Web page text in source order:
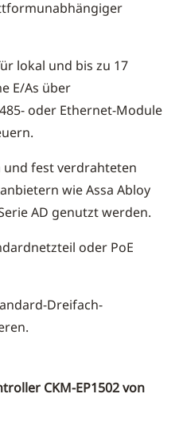
lokal und bis zu 17
E/As über
oder Ethernet-Module
fest verdrahteten
wie Assa Abloy
AD genutzt werden.
oder PoE
Dreifach-
CKM-EP1502 von